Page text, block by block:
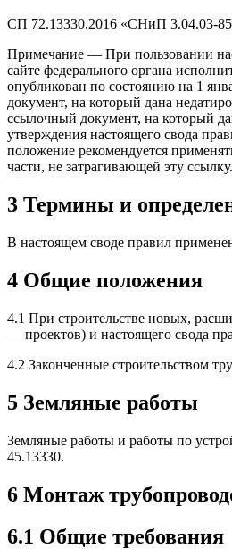
СП 72.13330.2016 «СНиП 3.04.03-85
Примечание — При пользовании
сайте федерального органа
опубликован по состоянию на 1
документ, на который дана
ссылочный документ, на который
утверждения настоящего свода
положение рекомендуется
части, не затрагивающей эту
3 Термины и
В настоящем своде правил
4 Общие положения
4.1 При строительстве новых,
— проектов) и настоящего свода
4.2 Законченные строительством
5 Земляные работы
Земляные работы и работы по
45.13330.
6 Монтаж
6.1 Общие требования